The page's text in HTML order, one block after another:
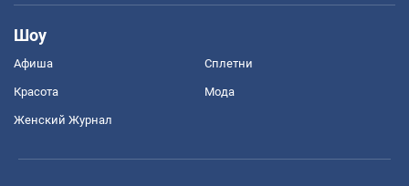
Шоу
Афиша Сплетни
Красота Мода
Женский Журнал